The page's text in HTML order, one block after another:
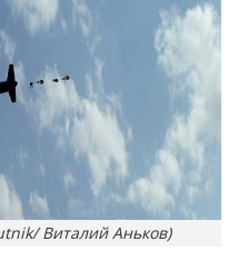
Виталий Аньков)